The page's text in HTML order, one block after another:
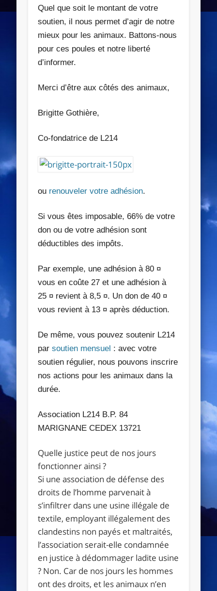
Quel que soit le montant de votre
soutien, il nous permet d’agir de notre
mieux pour les animaux. Battons-nous
pour ces poules et notre liberté
d’informer.
Merci d’être aux côtés des animaux,
Brigitte Gothière,
Co-fondatrice de L214
ou renouveler votre adhésion.
Si vous êtes imposable,66% de votre
don ou de votre adhésion sont
déductibles des impôts.
Par exemple, une adhésion à 80 ¤
vous en coûte 27 et une adhésion à
25 ¤ revient à 8,5 ¤. Un don de 40 ¤
vous revient à 13 ¤ après déduction.
De même, vous pouvez soutenir L214
parsoutien mensuel : avec votre
soutien régulier, nous pouvons inscrire
nos actions pour les animaux dans la
durée.
Association L214 B.P. 84
MARIGNANE CEDEX 13721
Quelle justice peut de nos jours
fonctionner ainsi ?
Si une association de défense des
droits de l’homme parvenait à
s’infiltrer dans une usine illégale de
textile, employant illégalement des
clandestins non payés et maltraités,
l’association serait-elle condamnée
en justice à dédommager ladite usine
? Non. Car de nos jours les hommes
ont des droits, et les animaux n’en